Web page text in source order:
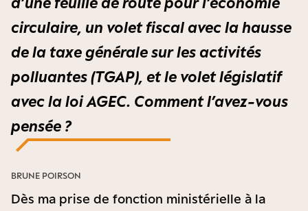
circulaire, un volet fiscal avec la hausse
de la taxe générale sur les activités
polluantes (TGAP), et le volet législatif
avec la loi AGEC. Comment l’avez-vous
pensée ?
Dès ma prise de fonction ministérielle à la
BRUNE POIRSON